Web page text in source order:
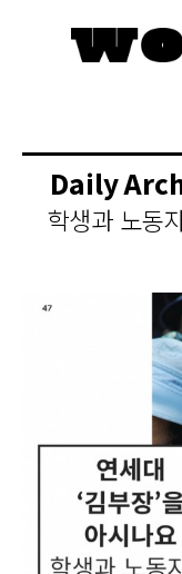
Daily
학생과 노동